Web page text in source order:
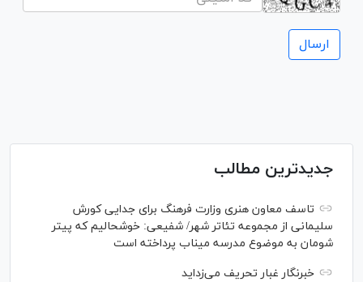
جدیدترین مطالب
تاسف معاون هنری وزارت فرهنگ برای جدایی کورش
سلیمانی از مجموعه تئاتر شهر/ شفیعی: خوشحالیم که پیتر
شومان به موضوع مدرسه میناب پرداخته است
خبرنگار غبار تحریف می‌زداید